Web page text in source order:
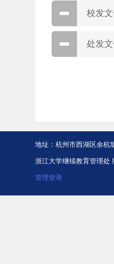
校发
处发
地址：杭州市西湖区余杭
浙江大学继续教育管理处
管理登录